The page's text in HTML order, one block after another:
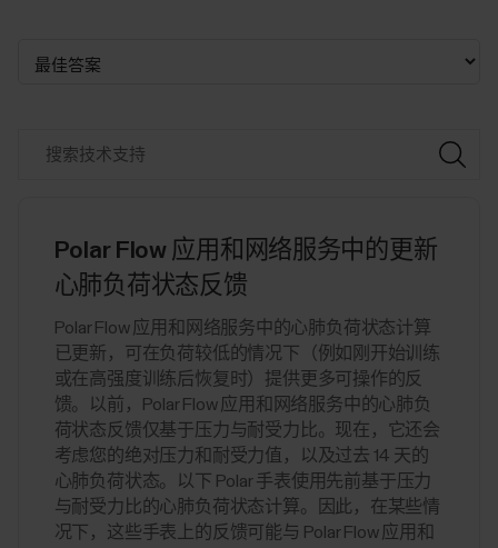
Polar Flow 应用和网络服务中的更新
心肺负荷状态反馈
Polar Flow 应用和网络服务中的心肺负荷状态计算
已更新，可在负荷较低的情况下（例如刚开始训练
或在高强度训练后恢复时）提供更多可操作的反
馈。以前，Polar Flow 应用和网络服务中的心肺负
荷状态反馈仅基于压力与耐受力比。现在，它还会
考虑您的绝对压力和耐受力值，以及过去 14 天的
心肺负荷状态。以下 Polar 手表使用先前基于压力
与耐受力比的心肺负荷状态计算。因此，在某些情
况下，这些手表上的反馈可能与 Polar Flow 应用和